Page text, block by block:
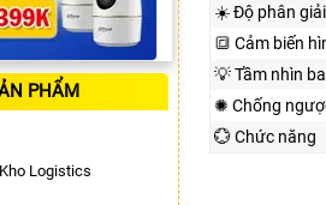
PHẨM
Logistics
☀️ Độ phân giải
🔳 Cảm biến
💡 Tầm nhìn
✺ Chống
💮 Chức năng